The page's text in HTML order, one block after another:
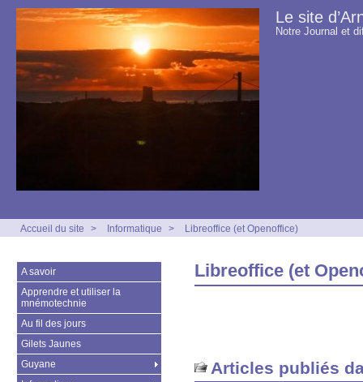
Le site
Notre Journal et
Accueil du site > Informatique > Libreoffice (et Openoffice)
Libreoffice (et
Articles publiés
A savoir
Apprendre et utiliser la
mnémotechnie
Au fil des jours
Gilets Jaunes
Guyane